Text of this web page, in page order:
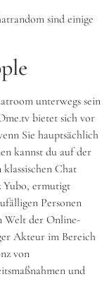
sind einige
unterwegs sein
bietet sich vor
Sie hauptsächlich
kannst du auf der
Chat
Yubo, ermutigt
Personen
Welt der Online-
Akteur im Bereich
von
und